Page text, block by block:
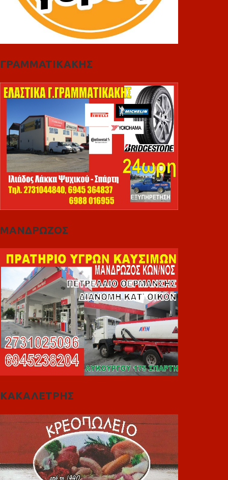
ΓΡΑΜΜΑΤΙΚΑΚΗΣ
ΜΑΝΔΡΩΖΟΣ
ΚΑΚΑΛΕΤΡΗΣ